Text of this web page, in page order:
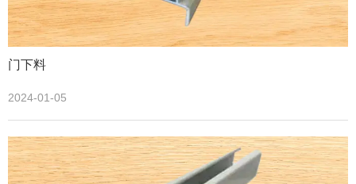
门下料
2024-01-05